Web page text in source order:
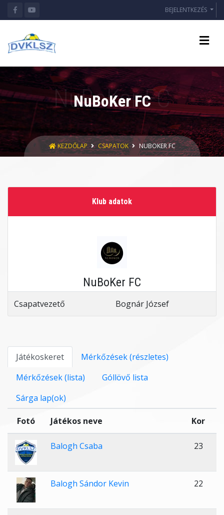
BEJELENTKEZÉS
NuBoKer FC
KEZDŐLAP CSAPATOK NUBOKER FC
Klub adatok
NuBoKer FC
Csapatvezető Bognár József
Játékoskeret
Mérkőzések (részletes)
Mérkőzések (lista)
Góllövő lista
Sárga lap(ok)
Fotó Játékos neve Kor
Balogh Csaba 23
Balogh Sándor Kevin 22